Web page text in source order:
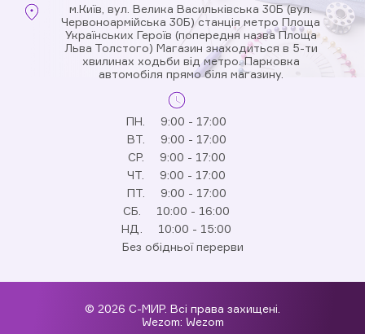
м.Київ, вул. Велика Васильківська 30Б (вул.
Червоноармійська 30Б) станція метро Площа
Українських Героїв (попередня назва Площа
Льва Толстого) Магазин знаходиться в 5-ти
хвилинах ходьби від метро. Парковка
автомобіля прямо біля магазину.
ПН.
9:00 - 17:00
ВТ.
9:00 - 17:00
СР.
9:00 - 17:00
ЧТ.
9:00 - 17:00
ПТ.
9:00 - 17:00
СБ.
10:00 - 16:00
НД.
10:00 - 15:00
Без обідньої перерви
© 2026 С-МИР. Всі права захищені.
Wezom: Wezom